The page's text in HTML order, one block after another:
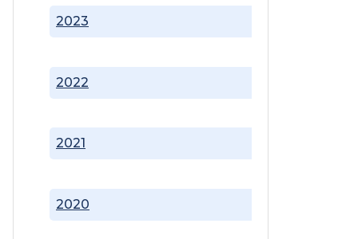
2020
2021
2022
2023